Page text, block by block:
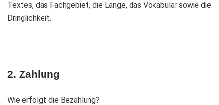
Textes, das Fachgebiet, die Länge, das Vokabular sowie die
Dringlichkeit.
2. Zahlung
Wie erfolgt die Bezahlung?